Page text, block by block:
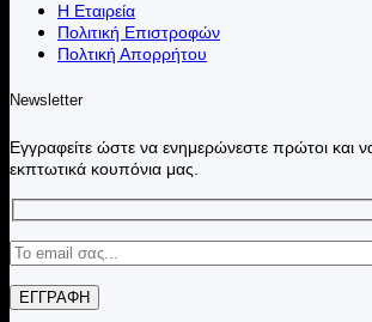
Η Εταιρεία
Πολιτική Επιστροφών
Πολτική Απορρήτου
Newsletter
Εγγραφείτε ώστε να ενημερώνεστε πρώτοι και
εκπτωτικά κουπόνια μας.